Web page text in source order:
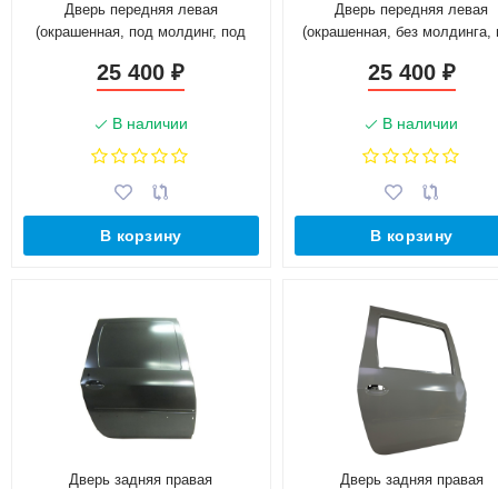
Дверь передняя левая
(окрашенная, под молдинг, под
8450013114
25 400₽
В наличии
В корзину
Дверь передняя левая
(окрашенная, без молдинга,
8450013113
25 400 ₽
В наличии
В корзину
Дверь задняя правая
Дверь задняя правая